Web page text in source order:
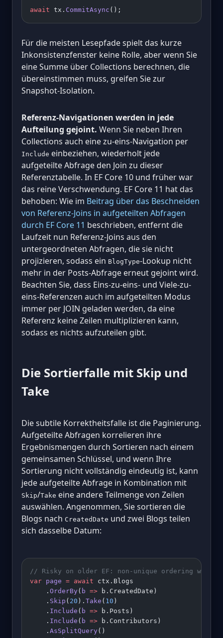
await tx. CommitAsync ();
Für die meisten Lesepfade spielt das kurze
Inkonsistenzfenster keine Rolle, aber wenn Sie
eine Summe über Collections berechnen, die
übereinstimmen muss, greifen Sie zur
Snapshot-Isolation.
Referenz-Navigationen werden in jede
Aufteilung gejoint. Wenn Sie neben Ihren
Collections auch eine zu-eins-Navigation per
Include einbeziehen, wiederholt jede
aufgeteilte Abfrage den Join zu dieser
Referenztabelle. In EF Core 10 und früher war
das reine Verschwendung. EF Core 11 hat das
behoben: Wie im Beitrag über das Beschneiden
von Referenz-Joins in aufgeteilten Abfragen
durch EF Core 11 beschrieben, entfernt die
Laufzeit nun Referenz-Joins aus den
untergeordneten Abfragen, die sie nicht
projizieren, sodass ein BlogType-Lookup nicht
mehr in der Posts-Abfrage erneut gejoint wird.
Beachten Sie, dass Eins-zu-eins- und Viele-zu-
eins-Referenzen auch im aufgeteilten Modus
immer per JOIN geladen werden, da eine
Referenz keine Zeilen multiplizieren kann,
sodass es nichts aufzuteilen gibt.
Die Sortierfalle mit Skip und
Take
Die subtile Korrektheitsfalle ist die Paginierung.
Aufgeteilte Abfragen korrelieren ihre
Ergebnismengen durch Sortieren nach einem
gemeinsamen Schlüssel, und wenn Ihre
Sortierung nicht vollständig eindeutig ist, kann
jede aufgeteilte Abfrage in Kombination mit
Skip/Take eine andere Teilmenge von Zeilen
auswählen. Angenommen, Sie sortieren die
Blogs nach CreatedDate und zwei Blogs teilen
sich dasselbe Datum:
// Risky on older EF: non-unique ordering with
var page = await ctx.Blogs
    .
OrderBy( b => b.CreatedDate)
    .
Skip ( 20 ). Take ( 10 )
    .
Include ( b => b.Posts)
    .
Include ( b => b.Contributors)
    .
AsSplitQuery()